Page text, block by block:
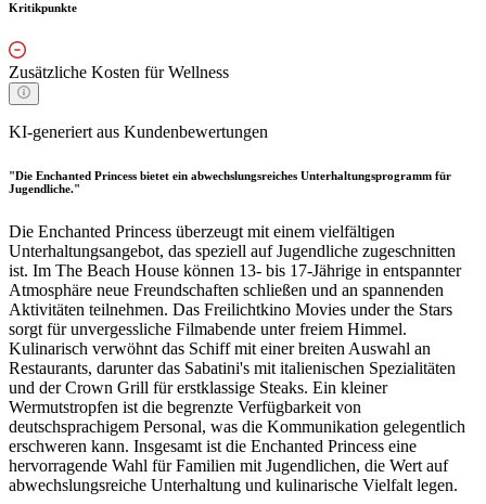
Kritikpunkte
Zusätzliche Kosten für Wellness
KI-generiert aus Kundenbewertungen
"Die Enchanted Princess bietet ein abwechslungsreiches Unterhaltungsprogramm für
Jugendliche."
Die Enchanted Princess überzeugt mit einem vielfältigen
Unterhaltungsangebot, das speziell auf Jugendliche zugeschnitten
ist. Im The Beach House können 13- bis 17-Jährige in entspannter
Atmosphäre neue Freundschaften schließen und an spannenden
Aktivitäten teilnehmen. Das Freilichtkino Movies under the Stars
sorgt für unvergessliche Filmabende unter freiem Himmel.
Kulinarisch verwöhnt das Schiff mit einer breiten Auswahl an
Restaurants, darunter das Sabatini's mit italienischen Spezialitäten
und der Crown Grill für erstklassige Steaks. Ein kleiner
Wermutstropfen ist die begrenzte Verfügbarkeit von
deutschsprachigem Personal, was die Kommunikation gelegentlich
erschweren kann. Insgesamt ist die Enchanted Princess eine
hervorragende Wahl für Familien mit Jugendlichen, die Wert auf
abwechslungsreiche Unterhaltung und kulinarische Vielfalt legen.